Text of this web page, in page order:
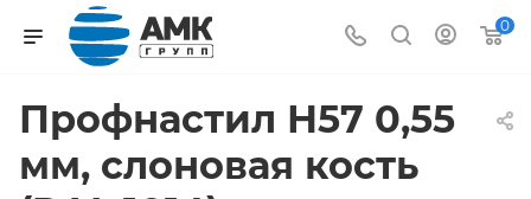
0
Профнастил Н57 0,55
мм, слоновая кость